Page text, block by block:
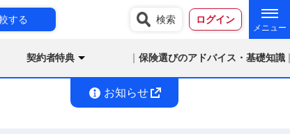
する 検索 ログイン
契約者特典 保険選びのアドバイス・基礎知識
お知らせ